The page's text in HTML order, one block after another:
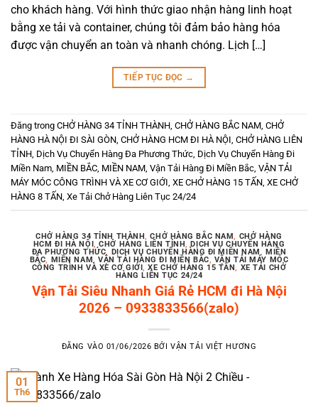
cho khách hàng. Với hình thức giao nhận hàng linh hoạt
bằng xe tải và container, chúng tôi đảm bảo hàng hóa
được vận chuyển an toàn và nhanh chóng. Lịch […]
TIẾP TỤC ĐỌC →
Đăng trong CHỞ HÀNG 34 TỈNH THÀNH, CHỞ HÀNG BẮC NAM, CHỞ
HÀNG HÀ NỘI ĐI SÀI GÒN, CHỞ HÀNG HCM ĐI HÀ NỘI, CHỞ HÀNG LIÊN
TỈNH, Dịch Vụ Chuyển Hàng Đa Phương Thức, Dịch Vụ Chuyển Hàng Đi
Miền Nam, MIỀN BẮC, MIỀN NAM, Vận Tải Hàng Đi Miền Bắc, VẬN TẢI
MÁY MÓC CÔNG TRÌNH VÀ XE CƠ GIỚI, XE CHỞ HÀNG 15 TẤN, XE CHỞ
HÀNG 8 TẤN, Xe Tải Chở Hàng Liên Tục 24/24
CHỞ HÀNG 34 TỈNH THÀNH,CHỞ HÀNG BẮC NAM, CHỞ HÀNG
HCM ĐI HÀ NỘI,CHỞ HÀNG LIÊN TỈNH,DỊCH VỤ CHUYỂN HÀNG
ĐA PHƯƠNG THỨC, DỊCH VỤ CHUYỂN HÀNG ĐI MIỀN NAM,MIỀN
BẮC, MIỀN NAM,VẬN TẢI HÀNG ĐI MIỀN BẮC, VẬN TẢI MÁY MÓC
CÔNG TRÌNH VÀ XE CƠ GIỚI,XE CHỞ HÀNG 15 TẤN, XE TẢI CHỞ
HÀNG LIÊN TỤC 24/24
Vận Tải Siêu Nhanh Giá Rẻ HCM đi Hà Nội
2026 – 0933833566(zalo)
ĐĂNG VÀO 01/06/2026 BỞIVẬN TẢI VIỆT HƯƠNG
01
Th6